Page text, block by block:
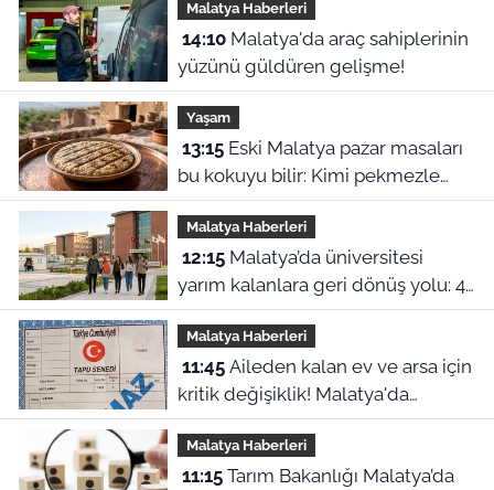
Malatya Haberleri
14:10Malatya'da araç sahiplerinin
yüzünü güldüren gelişme!
Yaşam
13:15Eski Malatya pazar masaları
bu kokuyu bilir: Kimi pekmezle
yedi kimi yağla, işte o harle
Malatya Haberleri
12:15Malatya’da üniversitesi
yarım kalanlara geri dönüş yolu: 4
aylık başvuru süresi başladı!
Malatya Haberleri
11:45Aileden kalan ev ve arsa için
kritik değişiklik! Malatya'da
mirasçılar ne yapacak?
Malatya Haberleri
11:15Tarım Bakanlığı Malatya’da